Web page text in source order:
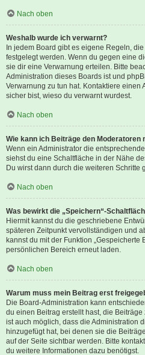
Nach oben
Weshalb wurde ich verwarnt?
In jedem Board gibt es eigene Regeln,
festgelegt werden. Wenn du gegen eine
sie dir eine Verwarnung erteilen. Bitte
Administration dieses Boards ist und
Verwarnung zu tun hat. Kontaktiere einen
sicher bist, wieso du verwarnt wurdest.
Nach oben
Wie kann ich Beiträge den Moderatoren
Wenn ein Administrator die
siehst du eine Schaltfläche in der Nähe
Du wirst dann durch die weiteren Schritte
Nach oben
Was bewirkt die „Speichern“-
Hiermit kannst du die geschriebene
späteren Zeitpunkt vervollständigen und
kannst du mit der Funktion „Gespeicherte
persönlichen Bereich erneut laden.
Nach oben
Warum muss mein Beitrag erst
Die Board-Administration kann
du einen Beitrag erstellt hast, die
ist auch möglich, dass die Administration
hinzugefügt hat, bei denen sie die
auf der Seite sichtbar werden. Bitte
du weitere Informationen dazu benötigst.